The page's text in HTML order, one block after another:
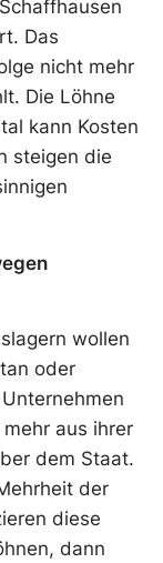
Das
nicht mehr
Die Löhne
kann Kosten
steigen die
wollen
oder
aus ihrer
dem Staat.
der
diese
dann